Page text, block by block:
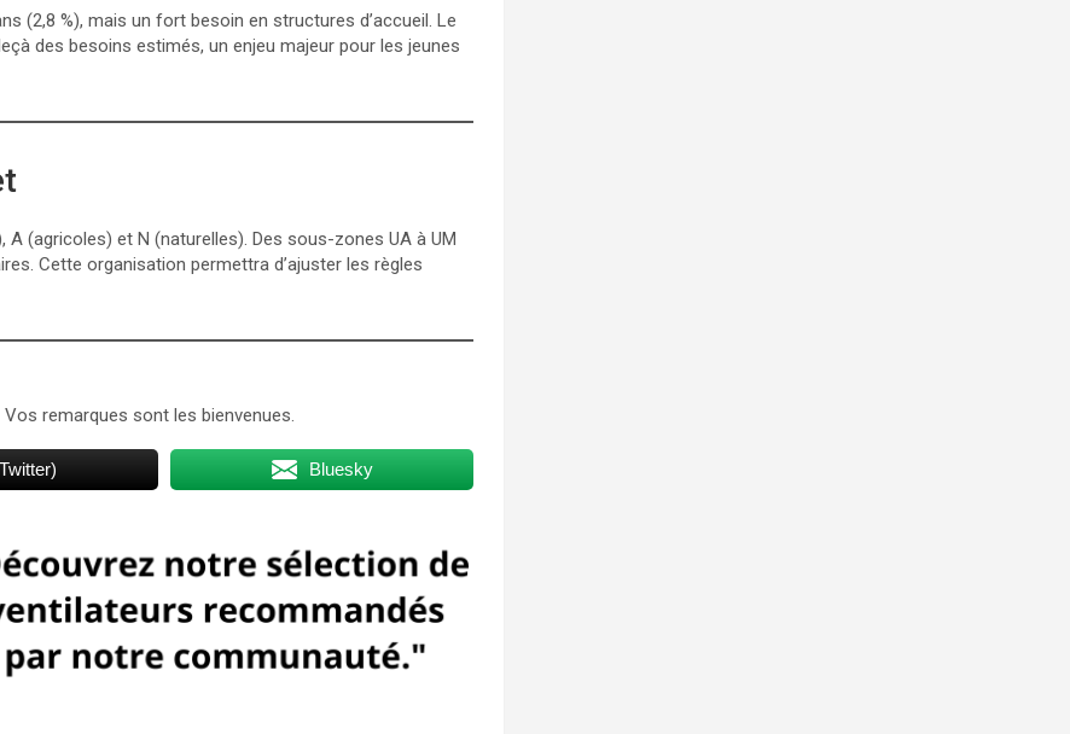
(2,8 %), mais un fort besoin en structures d’accueil. Le
des besoins estimés, un enjeu majeur pour les jeunes
(agricoles) et N (naturelles). Des sous-zones UA à UM
Cette organisation permettra d’ajuster les règles
remarques sont les bienvenues.
Bluesky